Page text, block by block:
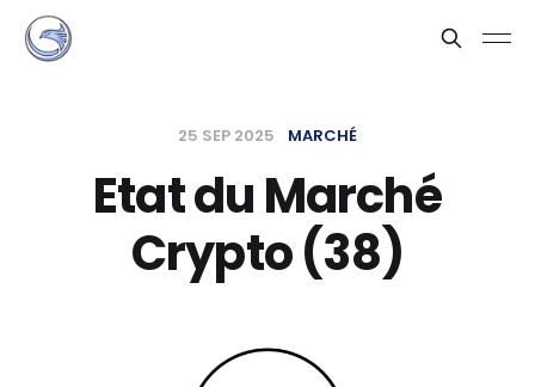
25 SEP 2025 MARCHÉ
Etat du Marché
Crypto (38)